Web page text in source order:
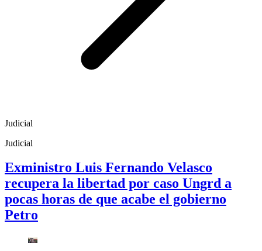
Judicial
Judicial
Exministro Luis Fernando Velasco
recupera la libertad por caso Ungrd a
pocas horas de que acabe el gobierno
Petro